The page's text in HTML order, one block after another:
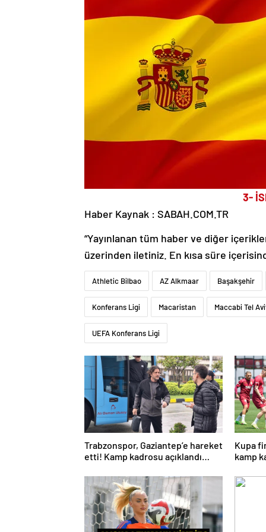
3-
Haber Kaynak : SABAH.COM.TR
“Yayınlanan tüm haber ve diğer
üzerinden iletiniz. En kısa süre
Athletic Bilbao AZ Alkmaar Başakşehir
Konferans Ligi Macaristan Maccabi Tel
UEFA Konferans Ligi
Trabzonspor, Gaziantep’e hareket
etti! Kamp kadrosu açıklandı…
Kupa
kamp